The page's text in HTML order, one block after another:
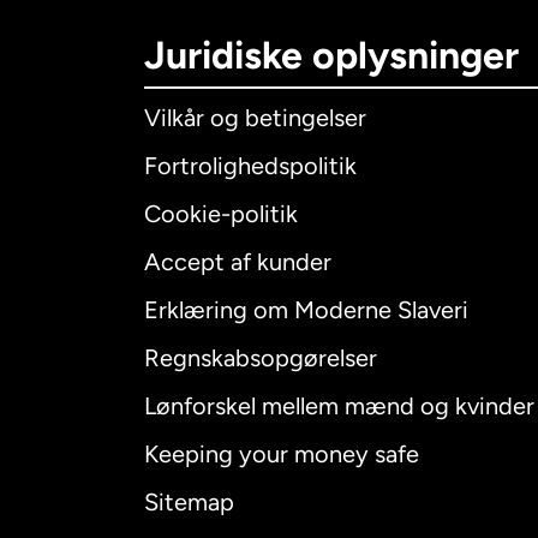
Juridiske oplysninger
Vilkår og betingelser
Fortrolighedspolitik
Cookie-politik
Accept af kunder
Erklæring om Moderne Slaveri
Regnskabsopgørelser
Lønforskel mellem mænd og kvinder
Keeping your money safe
Sitemap
Australien